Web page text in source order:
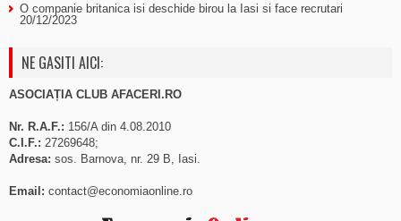
O companie britanica isi deschide birou la Iasi si face recrutari
20/12/2023
NE GASITI AICI:
ASOCIAȚIA CLUB AFACERI.RO
Nr. R.A.F.: 156/A din 4.08.2010
C.I.F.: 27269648;
Adresa: sos. Barnova, nr. 29 B, Iasi.
Email: contact@economiaonline.ro